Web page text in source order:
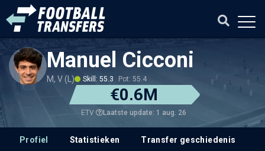
Manuel Cicconi
M, V (L) Skill: 55.3 Pot: 55.4
€0.6M
ETV Laatste update: 1 aug. 26
Profiel Statistieken Transfer geschiedenis